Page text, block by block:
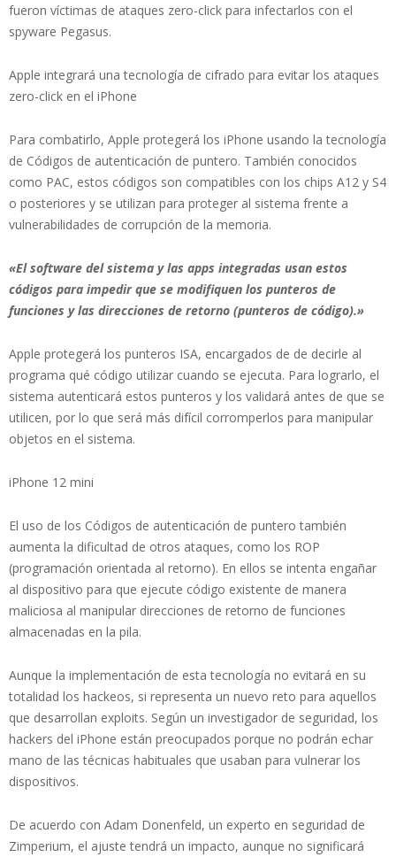
fueron víctimas de ataques zero-click para infectarlos con el
spyware Pegasus.
Apple integrará una tecnología de cifrado para evitar los ataques
zero-click en el iPhone
Para combatirlo, Apple protegerá los iPhone usando la tecnología
de Códigos de autenticación de puntero. También conocidos
como PAC, estos códigos son compatibles con los chips A12 y S4
o posteriores y se utilizan para proteger al sistema frente a
vulnerabilidades de corrupción de la memoria.
«El software del sistema y las apps integradas usan estos
códigos para impedir que se modifiquen los punteros de
funciones y las direcciones de retorno (punteros de código).»
Apple protegerá los punteros ISA, encargados de de decirle al
programa qué código utilizar cuando se ejecuta. Para lograrlo, el
sistema autenticará estos punteros y los validará antes de que se
utilicen, por lo que será más difícil corromperlos para manipular
objetos en el sistema.
iPhone 12 mini
El uso de los Códigos de autenticación de puntero también
aumenta la dificultad de otros ataques, como los ROP
(programación orientada al retorno). En ellos se intenta engañar
al dispositivo para que ejecute código existente de manera
maliciosa al manipular direcciones de retorno de funciones
almacenadas en la pila.
Aunque la implementación de esta tecnología no evitará en su
totalidad los hackeos, si representa un nuevo reto para aquellos
que desarrollan exploits. Según un investigador de seguridad, los
hackers del iPhone están preocupados porque no podrán echar
mano de las técnicas habituales que usaban para vulnerar los
dispositivos.
De acuerdo con Adam Donenfeld, un experto en seguridad de
Zimperium, el ajuste tendrá un impacto, aunque no significará